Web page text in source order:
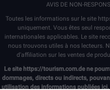
AVIS DE NON-
Toutes les informations sur le site
uniquement. Vous êtes seul
internationales applicables. Le site
nous trouvons utiles à nos lecteurs.
d'affiliation sur les ventes de
Le site https://tourism.com.dene
dommages, directs ou indirects,
utilisation des informations publiées